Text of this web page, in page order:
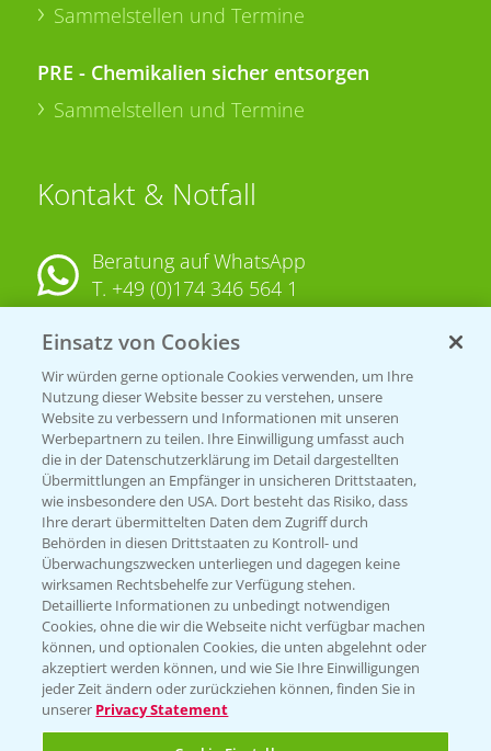
Sammelstellen und Termine
PRE - Chemikalien sicher entsorgen
Sammelstellen und Termine
Kontakt & Notfall
Beratung auf WhatsApp
T. +49 (0)174 346 564 1
KONTAKT
Hilfe in Notfällen
T.+49 (0)214/30-20220
Folgen Sie uns
Einsatz von Cookies
Wir würden gerne optionale Cookies verwenden, um Ihre
Nutzung dieser Website besser zu verstehen, unsere
Website zu verbessern und Informationen mit unseren
Werbepartnern zu teilen. Ihre Einwilligung umfasst auch
die in der Datenschutzerklärung im Detail dargestellten
Übermittlungen an Empfänger in unsicheren Drittstaaten,
wie insbesondere den USA. Dort besteht das Risiko, dass
Ihre derart übermittelten Daten dem Zugriff durch
Behörden in diesen Drittstaaten zu Kontroll- und
Überwachungszwecken unterliegen und dagegen keine
wirksamen Rechtsbehelfe zur Verfügung stehen.
Detaillierte Informationen zu unbedingt notwendigen
Cookies, ohne die wir die Webseite nicht verfügbar machen
können, und optionalen Cookies, die unten abgelehnt oder
akzeptiert werden können, und wie Sie Ihre Einwilligungen
jeder Zeit ändern oder zurückziehen können, finden Sie in
unserer Privacy Statement